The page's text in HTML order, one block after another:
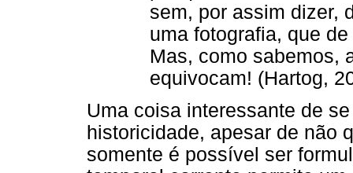
sem, por assim dizer,
uma fotografia, que
Mas, como sabemos,
equivocam! (Hartog,
Uma coisa interessante de
historicidade, apesar de não
somente é possível ser